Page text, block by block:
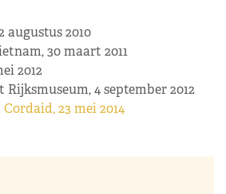
augustus 2010
30 maart 2011
2012
4 september 2012
23 mei 2014